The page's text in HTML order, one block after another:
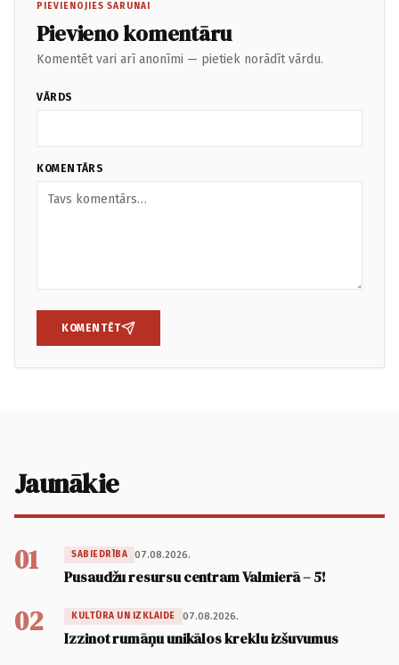
PIEVIENOJIES SARUNAI
Pievieno komentāru
Komentēt vari arī anonīmi — pietiek norādīt vārdu.
VĀRDS
KOMENTĀRS
KOMENTĒT
Jaunākie
01 SABIEDRĪBA 07.08.2026.
Pusaudžu resursu centram Valmierā – 5!
02 KULTŪRA UN IZKLAIDE 07.08.2026.
Izzinot rumāņu unikālos kreklu izšuvumus